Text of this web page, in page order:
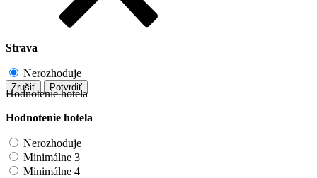
Strava
Nerozhoduje
Zrušiť Potvrdiť
Hodnotenie hotela
Hodnotenie hotela
Nerozhoduje
Minimálne 3
Minimálne 4